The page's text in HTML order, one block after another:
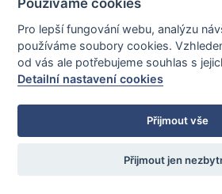
Pro lepší fungování webu, analýzu
používáme soubory cookies.
od vás ale potřebujeme souhlas s
Detailní nastavení cookies
Přijmout vše
Přijmout jen